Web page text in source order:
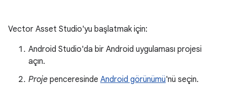
Vector Asset Studio'yu başlatmak için:
Android Studio'da bir Android uygulaması projesi
açın.
Proje penceresinde Android görünümü'nü seçin.